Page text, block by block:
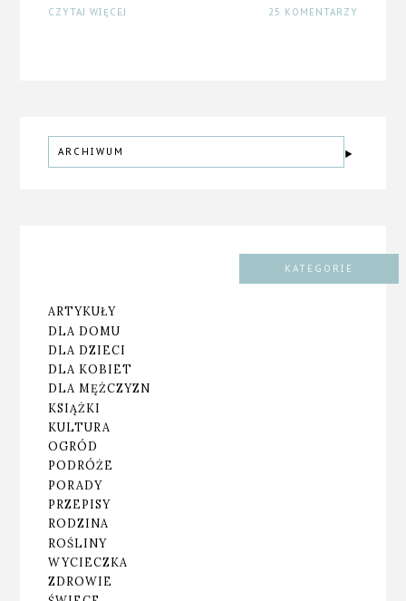
CZYTAJ WIĘCEJ 25 KOMENTARZY
ARCHIWUM
KATEGORIE
ARTYKUŁY
DLA DOMU
DLA DZIECI
DLA KOBIET
DLA MĘŻCZYZN
KSIĄŻKI
KULTURA
OGRÓD
PODRÓŻE
PORADY
PRZEPISY
RODZINA
ROŚLINY
WYCIECZKA
ZDROWIE